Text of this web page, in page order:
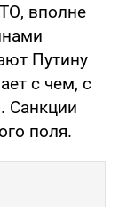
вполне
Путину
с чем, с
Санкции
поля.